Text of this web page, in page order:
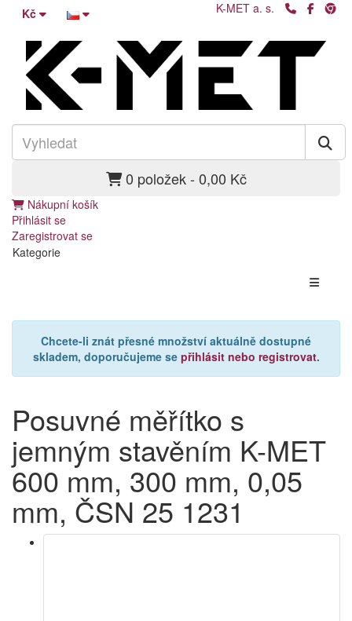
Kč K-MET a. s.
0 položek - 0,00 Kč
Nákupní košík
Přihlásit se
Zaregistrovat se
Kategorie
Chcete-li znát přesné množství aktuálně dostupné
skladem, doporučujeme se přihlásit nebo registrovat.
Posuvné měřítko s
jemným stavěním K-MET
600 mm, 300 mm, 0,05
mm, ČSN 25 1231